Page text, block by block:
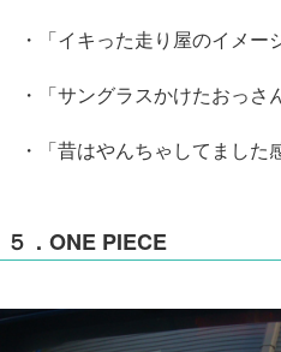
・「イキった走り屋のイメー
・「サングラスかけたおっさ
・「昔はやんちゃしてました
５．ONE PIECE